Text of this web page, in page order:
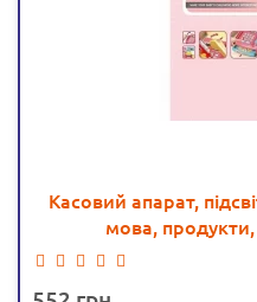
Касовий апарат,
мова,